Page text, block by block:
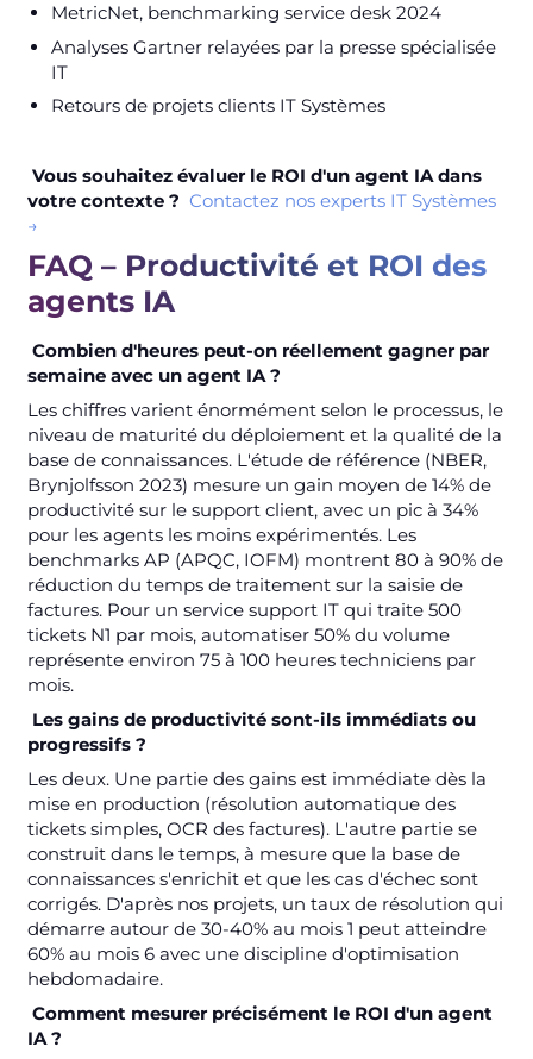
MetricNet, benchmarking service desk 2024
Analyses Gartner relayées par la presse spécialisée
IT
Retours de projets clients IT Systèmes
Vous souhaitez évaluer le ROI d'un agent IA dans
votre contexte ? Contactez nos experts IT Systèmes
→
FAQ – Productivité et ROI des
agents IA
Combien d'heures peut-on réellement gagner par
semaine avec un agent IA ?
Les chiffres varient énormément selon le processus, le
niveau de maturité du déploiement et la qualité de la
base de connaissances. L'étude de référence (NBER,
Brynjolfsson 2023) mesure un gain moyen de 14% de
productivité sur le support client, avec un pic à 34%
pour les agents les moins expérimentés. Les
benchmarks AP (APQC, IOFM) montrent 80 à 90% de
réduction du temps de traitement sur la saisie de
factures. Pour un service support IT qui traite 500
tickets N1 par mois, automatiser 50% du volume
représente environ 75 à 100 heures techniciens par
mois.
Les gains de productivité sont-ils immédiats ou
progressifs ?
Les deux. Une partie des gains est immédiate dès la
mise en production (résolution automatique des
tickets simples, OCR des factures). L'autre partie se
construit dans le temps, à mesure que la base de
connaissances s'enrichit et que les cas d'échec sont
corrigés. D'après nos projets, un taux de résolution qui
démarre autour de 30-40% au mois 1 peut atteindre
60% au mois 6 avec une discipline d'optimisation
hebdomadaire.
Comment mesurer précisément le ROI d'un agent
IA ?